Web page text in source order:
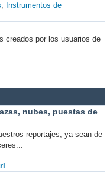
Instrumentos de
creados por los usuarios de
nubes, puestas de
reportajes, ya sean de